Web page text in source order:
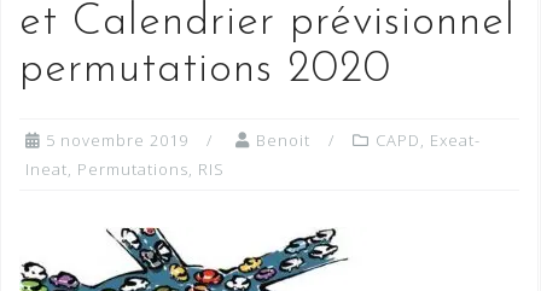
et Calendrier prévisionnel
permutations 2020
5 novembre 2019 Benoit CAPD, Exeat-
Ineat, Permutations, RIS